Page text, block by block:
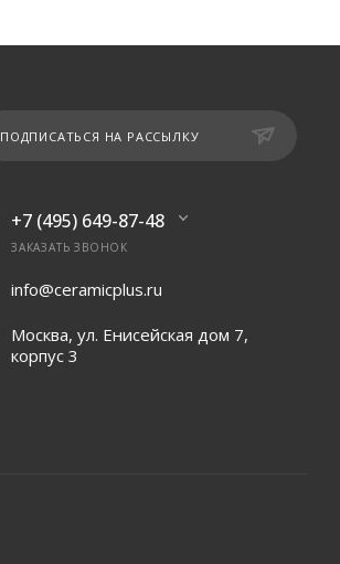
ПОДПИСАТЬСЯ НА РАССЫЛКУ
+7 (495) 649-87-48
ЗАКАЗАТЬ ЗВОНОК
info@ceramicplus.ru
Москва, ул. Енисейская дом 7,
корпус 3